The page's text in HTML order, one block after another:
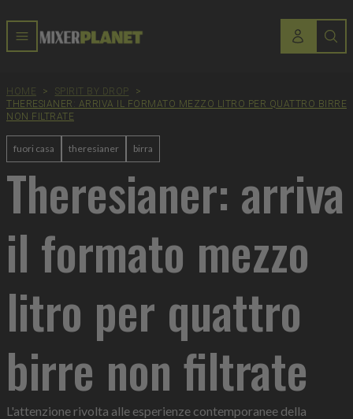
HOME > SPIRIT BY DROP
>
THERESIANER: ARRIVA IL FORMATO MEZZO LITRO PER QUATTRO BIRRE
NON FILTRATE
fuori casa theresianer birra
Theresianer: arriva
il formato mezzo
litro per quattro
birre non filtrate
L'attenzione rivolta alle esperienze contemporanee della